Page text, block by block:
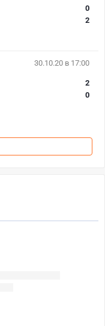
0
2
30.10.20 в 17:00
2
0